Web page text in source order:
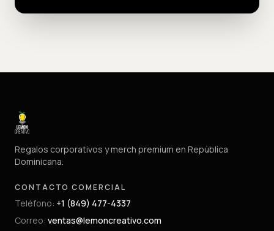
Regalos corporativos y merch premium en República
Dominicana.
CONTACTO COMERCIAL
Teléfono: +1 (849) 477-4337
Correo: ventas@lemoncreativo.com